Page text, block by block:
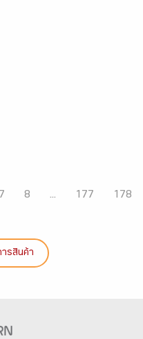
7 8 ... 177 178
รสินค้า